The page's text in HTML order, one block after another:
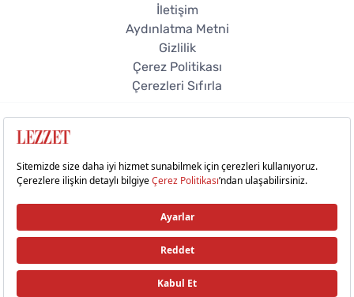
İletişim
Aydınlatma Metni
Gizlilik
Çerez Politikası
Çerezleri Sıfırla
© 2026 Lezzet Online. Tüm hakları saklıdır.